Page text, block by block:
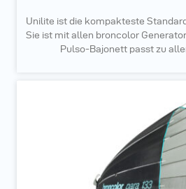
Unilite ist die kompakteste
Sie ist mit allen broncolor
Pulso-Bajonett passt zu